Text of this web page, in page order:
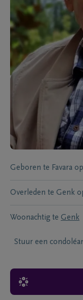
Geboren te Favara op
Overleden te Genk
Woonachtig te Genk
Stuur een